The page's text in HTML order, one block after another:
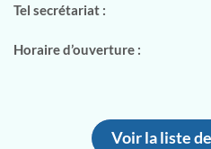
Tel secrétariat :
Horaire d’ouverture :
Voir la liste